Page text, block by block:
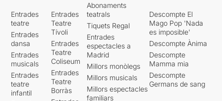
Entrades
teatre
Entrades
dansa
Entrades
musicals
Entrades
teatre
infantil
Entrades
Teatre
Tívoli
Entrades
Teatre
Coliseum
Entrades
Teatre
Borràs
Abonaments
teatrals
Tiquets Regal
Entrades
espectacles a
Madrid
Millors monòlegs
Millors musicals
Millors espectacles
familiars
Descompte El
Mago Pop 'Nada
es imposible'
Descompte Ànima
Descompte
Mamma mia
Descompte
Germans de sang